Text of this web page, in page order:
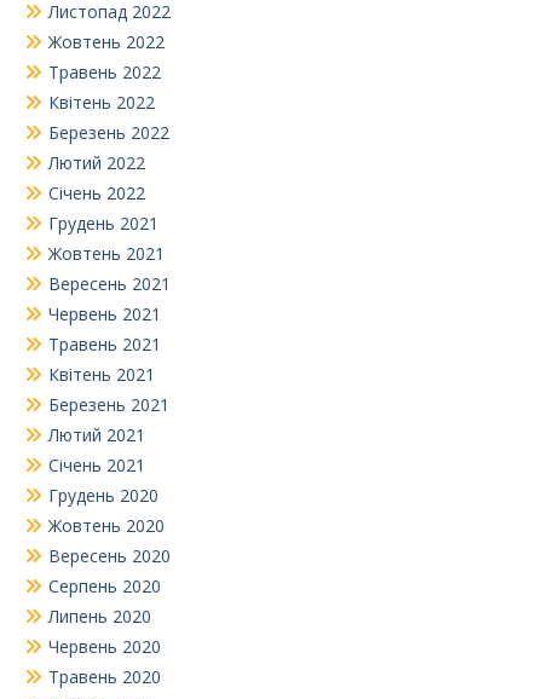
Листопад 2022
Жовтень 2022
Травень 2022
Квітень 2022
Березень 2022
Лютий 2022
Січень 2022
Грудень 2021
Жовтень 2021
Вересень 2021
Червень 2021
Травень 2021
Квітень 2021
Березень 2021
Лютий 2021
Січень 2021
Грудень 2020
Жовтень 2020
Вересень 2020
Серпень 2020
Липень 2020
Червень 2020
Травень 2020